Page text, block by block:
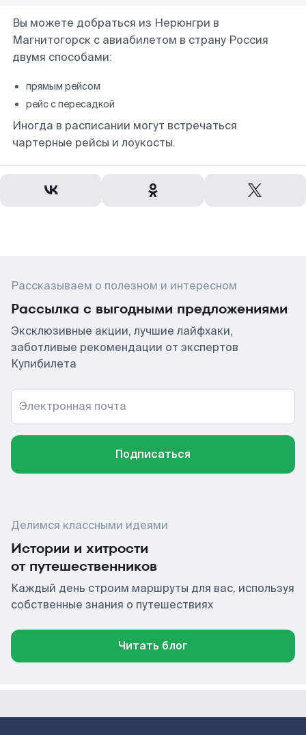
Вы можете добраться из Нерюнгри в
Магнитогорск с авиабилетом в страну Россия
двумя способами:
прямым рейсом
рейс с пересадкой
Иногда в расписании могут встречаться
чартерные рейсы и лоукосты.
Рассказываем о полезном и интересном
Рассылка с выгодными предложениями
Эксклюзивные акции, лучшие лайфхаки,
заботливые рекомендации от экспертов
Купибилета
Электронная почта
Подписаться
Делимся классными идеями
Истории и хитрости
от путешественников
Каждый день строим маршруты для вас, используя
собственные знания о путешествиях
Читать блог